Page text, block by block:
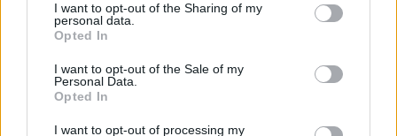
I want to opt-out of the Sharing of my
personal data.
Opted In
I want to opt-out of the Sale of my
Personal Data.
Opted In
I want to opt-out of processing my
Su autora, está considerada como la escritora
tenido gran éxito sobre todo, en los Estados Unidos
y que le ha merecido premios y reconocimientos
internacionales.